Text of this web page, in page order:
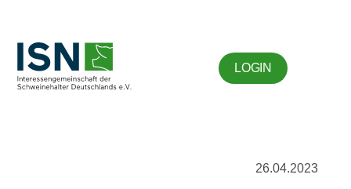
LOGIN
26.04.2023